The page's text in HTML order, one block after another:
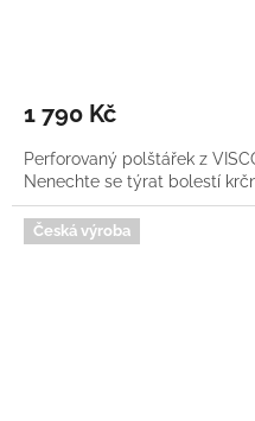
1 790 Kč
Perforovaný polštářek z
Nenechte se týrat bolestí
Česká výroba